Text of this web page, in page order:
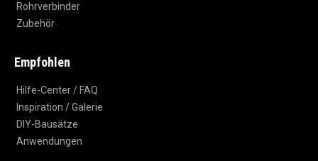
Rohrverbinder
Zubehör
Empfohlen
Hilfe-Center / FAQ
Inspiration / Galerie
DIY-Bausätze
Anwendungen